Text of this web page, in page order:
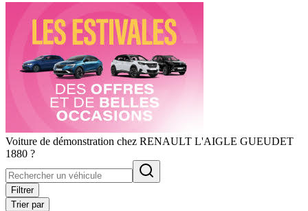
Voiture de démonstration chez RENAULT L'AIGLE GUEUDET
1880 ?
Filtrer
Trier par